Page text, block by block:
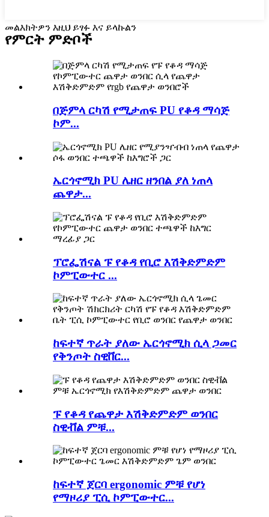
መልእክትዎን እዚህ ይፃፉ እና ይላኩልን
የምርት ምድቦች
በጅምላ ርካሽ የሚታጠፍ PU የቆዳ ማሳጅ
ኮም...
ኤርጎኖሚክ PU ሌዘር ዘንበል ያለ ነጠላ
ጨዋታ...
ፕሮፌሽናል ፑ የቆዳ የቢሮ እሽቅድምድም
ኮምፒውተር ...
ከፍተኛ ጥራት ያለው ኤርጎኖሚክ ሲላ ጋመር
የቅንጦት ስዊቨር...
ፑ የቆዳ የጨዋታ እሽቅድምድም ወንበር
ስዊቭል ምቹ...
ከፍተኛ ጀርባ ergonomic ምቹ የሆነ
የማዞሪያ ፒሲ ኮምፒውተር...